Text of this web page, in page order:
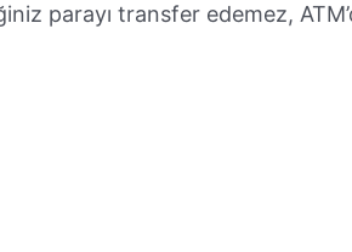
parayı transfer edemez,